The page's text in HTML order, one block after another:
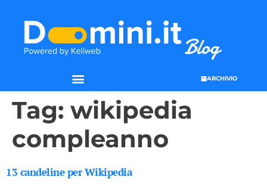
ARCHIVIO
Tag: wikipedia
compleanno
13 candeline per Wikipedia